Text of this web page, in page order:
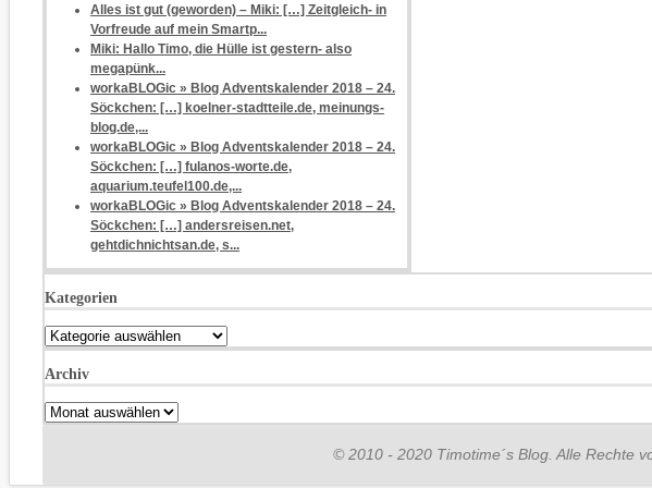
Alles ist gut (geworden) – Miki: […] Zeitgleich- in
Vorfreude auf mein Smartp...
Miki: Hallo Timo, die Hülle ist gestern- also
megapünk...
workaBLOGic » Blog Adventskalender 2018 – 24.
Söckchen: […] koelner-stadtteile.de, meinungs-
blog.de,...
workaBLOGic » Blog Adventskalender 2018 – 24.
Söckchen: […] fulanos-worte.de,
aquarium.teufel100.de,...
workaBLOGic » Blog Adventskalender 2018 – 24.
Söckchen: […] andersreisen.net,
gehtdichnichtsan.de, s...
Kategorien
Kategorien
Archiv
Archiv
© 2010 - 2020 Timotime´s Blog. Alle Rechte